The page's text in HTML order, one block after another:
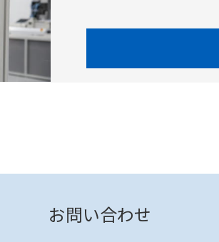
お問い合わせ